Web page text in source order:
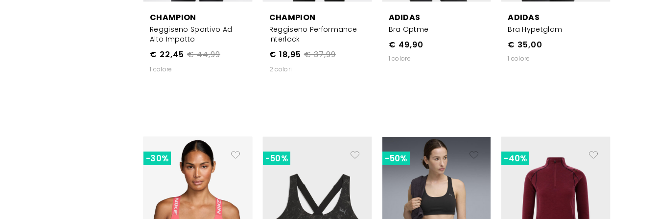
CHAMPION
Reggiseno Sportivo Ad
Alto Impatto
€ 44,99
€ 22,45
1 colore
CHAMPION
Reggiseno Performance
Interlock
€ 37,99
€ 18,95
2 colori
ADIDAS
Bra Optme
€ 49,90
1 colore
ADIDAS
Bra Hypetglam
€ 35,00
1 colore
-30% -50% -50% -40%